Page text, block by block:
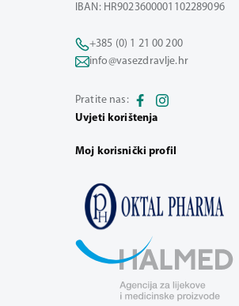
IBAN: HR9023600001102289096
+385 (0) 1 21 00 200
info@vasezdravlje.hr
Pratite nas:
Uvjeti korištenja
Moj korisnički profil